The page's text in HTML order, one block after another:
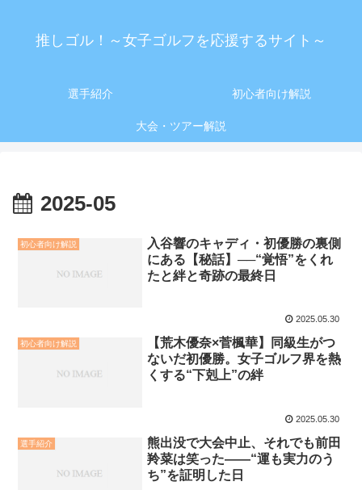
推しゴル！～女子ゴルフを応援するサイト～
選手紹介 初心者向け解説
大会・ツアー解説
2025-05
初心者向け解説
入谷響のキャディ・初優勝の裏側
にある【秘話】──“覚悟”をくれ
たと絆と奇跡の最終日
2025.05.30
初心者向け解説
【荒木優奈×菅楓華】同級生がつ
ないだ初優勝。女子ゴルフ界を熱
くする“下剋上”の絆
2025.05.30
選手紹介
熊出没で大会中止、それでも前田
羚菜は笑った——“運も実力のう
ち”を証明した日